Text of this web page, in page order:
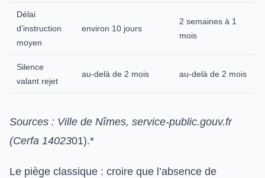
Délai
d’instruction
moyen
environ 10 jours
2 semaines à 1
mois
Silence
valant rejet
au-delà de 2 mois au-delà de 2 mois
Sources : Ville de Nîmes, service-public.gouv.fr
(Cerfa 1402301).*
Le piège classique : croire que l’absence de